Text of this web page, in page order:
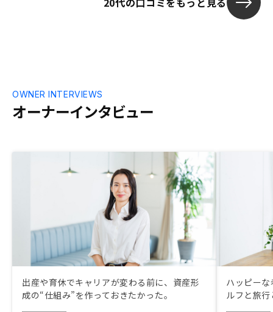
オーナーインタビュー
OWNER INTERVIEWS
出産や育休でキャリアが変わる前に、資産形
成の“仕組み”を作っておきたかった。
ハッピー
ルフと旅